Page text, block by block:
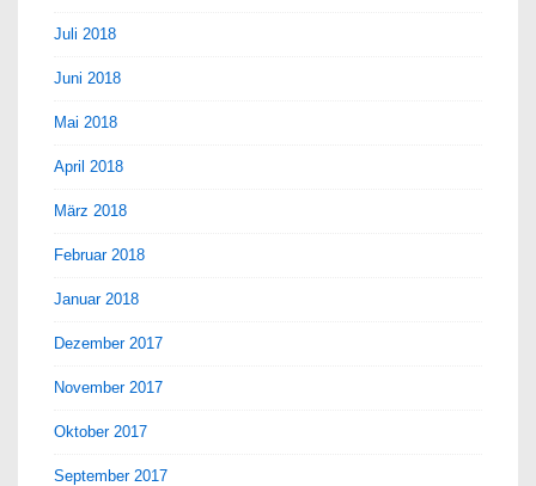
Juli 2018
Juni 2018
Mai 2018
April 2018
März 2018
Februar 2018
Januar 2018
Dezember 2017
November 2017
Oktober 2017
September 2017